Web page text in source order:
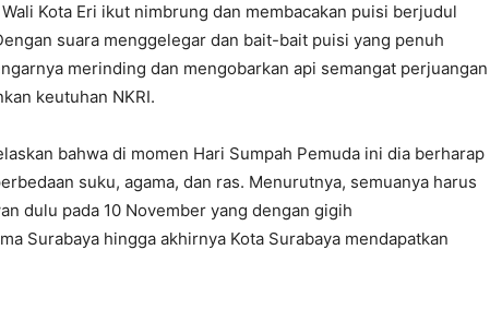
Kota Eri ikut nimbrung dan membacakan puisi berjudul
suara menggelegar dan bait-bait puisi yang penuh
merinding dan mengobarkan api semangat perjuangan
keutuhan NKRI.
bahwa di momen Hari Sumpah Pemuda ini dia berharap
suku, agama, dan ras. Menurutnya, semuanya harus
dulu pada 10 November yang dengan gigih
Surabaya hingga akhirnya Kota Surabaya mendapatkan